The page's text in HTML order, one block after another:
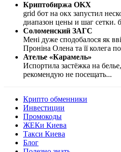
Криптобиржа OKX
grid бот на окх запустил
диапазон цены и шаг сетки.
Соломенский ЗАГС
Мені дуже сподобалося як
Проніна Олена та її колега
Ателье «Карамель»
Испортила застёжка на
рекомендую не посещать...
Крипто обменники
Инвестиции
Промокоды
ЖЕКи Киева
Такси Киева
Блог